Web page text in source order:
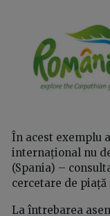
În acest exemplu
internațional nu
(Spania) –
cercetare de
La întrebarea